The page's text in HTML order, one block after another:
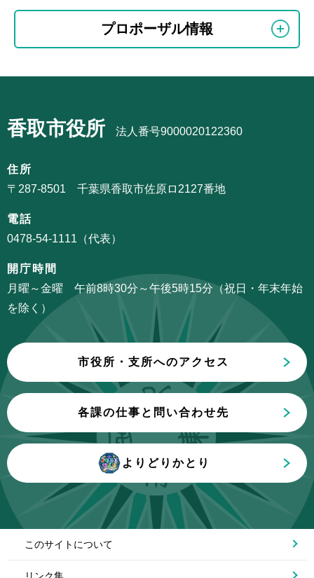
こ
ビ
ー
シ
ン
こ
こ
か
プロポーザル情報
ナ
ゲ
ー
ョ
ン
こ
こ
ま
香取市役所 法人番号9000020122360
住所
〒287-8501 千葉県香取市佐原ロ2127番地
電話
0478-54-1111（代表）
開庁時間
月曜～金曜 午前8時30分～午後5時15分（祝日・年末年始
を除く）
市役所・支所へのアクセス
各課の仕事と問い合わせ先
よりどりかとり
このサイトについて
リンク集